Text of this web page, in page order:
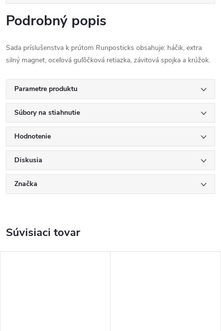
Podrobný popis
Sada príslušenstva k prútom Runposticks obsahuje: háčik, extra
silný magnet, oceľová guľôčková retiazka, závitová spojka a krúžok.
Parametre produktu
Súbory na stiahnutie
Hodnotenie
Diskusia
Značka
Súvisiaci tovar